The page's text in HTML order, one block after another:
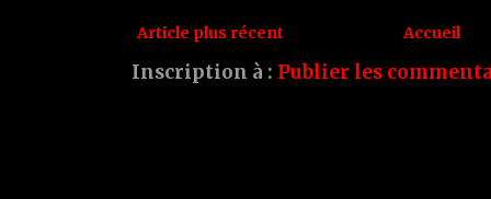
Article plus récent Accueil
Inscription à : Publier les